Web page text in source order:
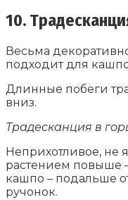
10.
Весьма
подходит для
Длинные побеги
вниз.
Традесканция в
Неприхотливое, не
растением повыше
кашпо – подальше
ручонок.